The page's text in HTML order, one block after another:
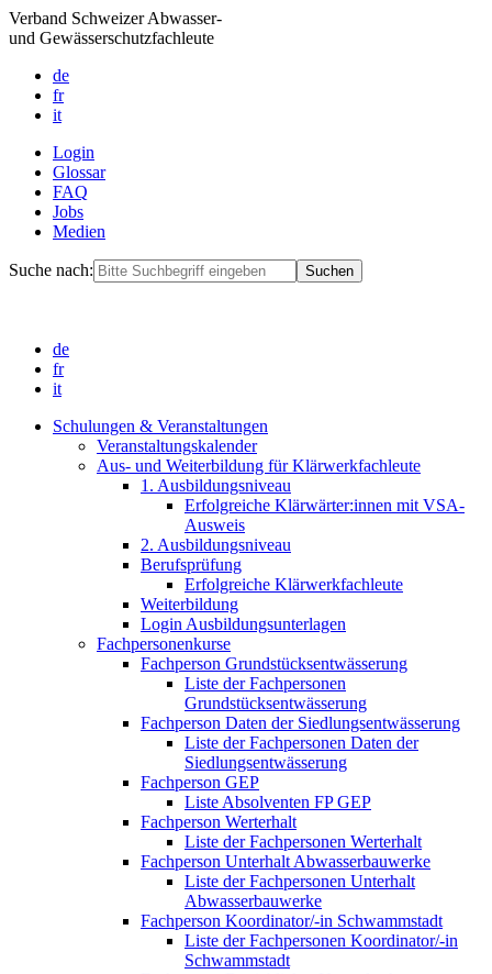
Verband Schweizer Abwasser-
und Gewässerschutzfachleute
de
fr
it
Login
Glossar
FAQ
Jobs
Medien
Suche nach:
de
fr
it
Schulungen & Veranstaltungen
Veranstaltungskalender
Aus- und Weiterbildung für Klärwerkfachleute
1. Ausbildungsniveau
Erfolgreiche Klärwärter:innen mit VSA-
Ausweis
2. Ausbildungsniveau
Berufsprüfung
Erfolgreiche Klärwerkfachleute
Weiterbildung
Login Ausbildungsunterlagen
Fachpersonenkurse
Fachperson Grundstücksentwässerung
Liste der Fachpersonen
Grundstücksentwässerung
Fachperson Daten der Siedlungsentwässerung
Liste der Fachpersonen Daten der
Siedlungsentwässerung
Fachperson GEP
Liste Absolventen FP GEP
Fachperson Werterhalt
Liste der Fachpersonen Werterhalt
Fachperson Unterhalt Abwasserbauwerke
Liste der Fachpersonen Unterhalt
Abwasserbauwerke
Fachperson Koordinator/-in Schwammstadt
Liste der Fachpersonen Koordinator/-in
Schwammstadt